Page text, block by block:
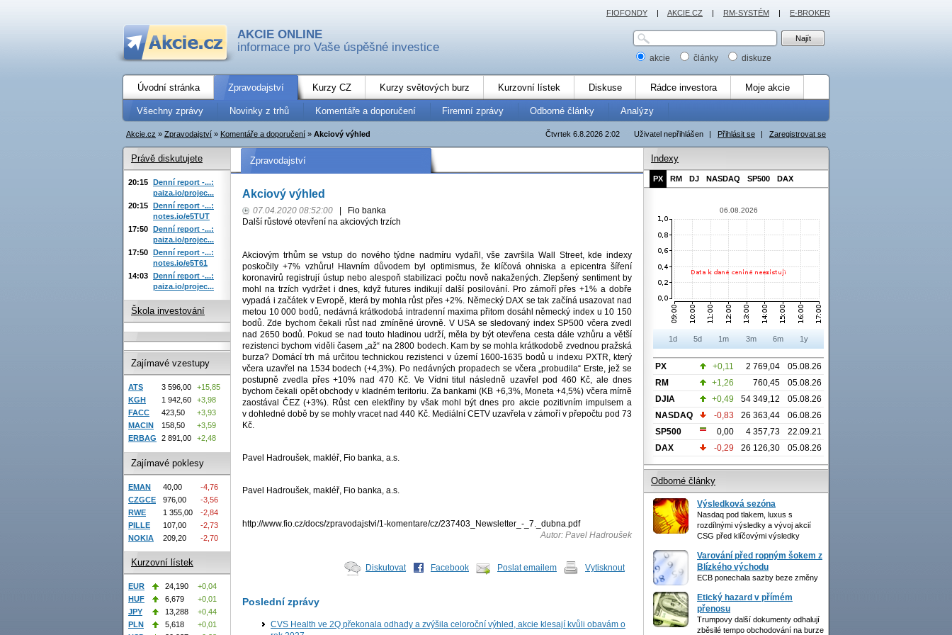
AKCIE ONLINE
informace pro Vaše úspěšné investice
akcie články diskuze
Úvodní stránka Zpravodajství Kurzy CZ Kurzy světových burz Kurzovní lístek Diskuse Rádce investora Moje akcie
Všechny zprávy Novinky z trhů Komentáře a doporučení Firemní zprávy Odborné články Analýzy
Uživatel nepřihlášen | Přihlásit se | Zaregistrovat se
Čtvrtek 6.8.2026 2:02
Akcie.cz » Zpravodajství » Komentáře a doporučení » Akciový výhled
Zpravodajství
Akciový výhled
07.04.2020 08:52:00
Fio banka
Další růstové otevření na akciových trzích
Akciovým trhům se vstup do nového týdne nadmíru vydařil, vše završila Wall Street, kde indexy
poskočily +7% vzhůru! Hlavním důvodem byl optimismus, že klíčová ohniska a epicentra šíření
koronavirů registrují ústup nebo alespoň stabilizaci počtu nově nakažených. Zlepšený sentiment by
mohl na trzích vydržet i dnes, když futures indikují další posilování. Pro zámoří přes +1% a dobře
vypadá i začátek v Evropě, která by mohla růst přes +2%. Německý DAX se tak začíná usazovat nad
metou 10 000 bodů, nedávná krátkodobá intradenní maxima přitom dosáhl německý index u 10 150
bodů. Zde bychom čekali růst nad zmíněné úrovně. V USA se sledovaný index SP500 včera zvedl
nad 2650 bodů. Pokud se nad touto hladinou udrží, měla by být otevřena cesta dále vzhůru a větší
rezistenci bychom viděli časem „až“ na 2800 bodech. Kam by se mohla krátkodobě zvednou pražská
burza? Domácí trh má určitou technickou rezistenci v území 1600-1635 bodů u indexu PXTR, který
včera uzavřel na 1534 bodech (+4,3%). Po nedávných propadech se včera „probudila“ Erste, jež se
postupně zvedla přes +10% nad 470 Kč. Ve Vídni titul následně uzavřel pod 460 Kč, ale dnes
bychom čekali opět obchody v kladném teritoriu. Za bankami (KB +6,3%, Moneta +4,5%) včera mírně
zaostával ČEZ (+3%). Růst cen elektřiny by však mohl být dnes pro akcie pozitivním impulsem a
v dohledné době by se mohly vracet nad 440 Kč. Mediální CETV uzavřela v zámoří v přepočtu pod 73
Kč.
Pavel Hadroušek, makléř, Fio banka, a.s.
Pavel Hadroušek, makléř, Fio banka, a.s.
http://www.fio.cz/docs/zpravodajstvi/1-komentare/cz/237403_Newsletter_-_7._dubna.pdf
Autor: Pavel Hadroušek
Diskutovat Facebook Poslat emailem Vytisknout
Poslední zprávy
CVS Health ve 2Q překonala odhady a zvýšila celoroční výhled, akcie klesají kvůli obavám o
Právě diskutujete
20:15 Denní report -...:
paiza.io/projec...
20:15 Denní report -...:
notes.io/e5TUT
17:50 Denní report -...:
paiza.io/projec...
17:50 Denní report -...:
notes.io/e5T61
14:03 Denní report -...:
paiza.io/projec...
Škola investování
Zajímavé vzestupy
ATS 3 596,00
+15,85
KGH
1 942,60
+3,98
FACC
423,50
+3,93
MACIN
158,50
+3,59
ERBAG
2 891,00 +2,48
Zajímavé poklesy
EMAN 40,00
-4,76
CZGCE
976,00
-3,56
RWE
1 355,00
-2,84
PILLE
107,00
-2,73
NOKIA
209,20 -2,70
Kurzovní lístek
EUR 24,190
+0,04
HUF
6,679
+0,01
JPY
13,288
+0,44
PLN
5,618
+0,01
Indexy
PX RM DJ NASDAQ SP500 DAX
06.08.2026
1d 5d 1m 3m 6m 1y
PX +0,11 2 769,04
05.08.26
RM
+1,26 760,45
05.08.26
DJIA
+0,49 54 349,12
05.08.26
NASDAQ
-0,83 26 363,44
06.08.26
SP500
0,00 4 357,73
22.09.21
DAX
-0,29 26 126,30 05.08.26
Odborné články
Výsledková sezóna
Nasdaq pod tlakem, luxus s
rozdílnými výsledky a vývoj akcií
CSG před klíčovými výsledky
Varování před ropným šokem z
Blízkého východu
ECB ponechala sazby beze změny
Etický hazard v přímém
přenosu
Trumpovy další dokumenty odhalují
zběsilé tempo obchodování na burze
FIOFONDY | AKCIE.CZ | RM-SYSTÉM | E-BROKER